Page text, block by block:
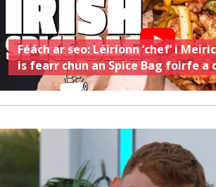
Féách ar seo: Léiríonn ‘chef’ i
is fearr chun an Spice Bag foirfe a